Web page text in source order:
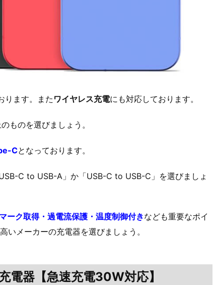
ります。またワイヤレス充電にも対応しております。
ものを選びましょう。
Cとなっております。
C to USB-A」か「USB-C to USB-C」を選びましょ
ーク取得・過電流保護・温度制御付きなども重要なポイ
いメーカーの充電器を選びましょう。
器【急速充電30W対応】